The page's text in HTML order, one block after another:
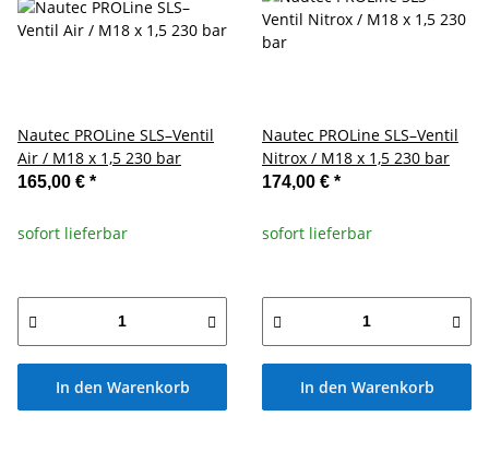
Nautec PROLine SLS–Ventil
Air / M18 x 1,5 230 bar
165,00 € *
sofort lieferbar
In den Warenkorb
Nautec PROLine SLS–Ventil
Nitrox / M18 x 1,5 230 bar
174,00 € *
sofort lieferbar
In den Warenkorb